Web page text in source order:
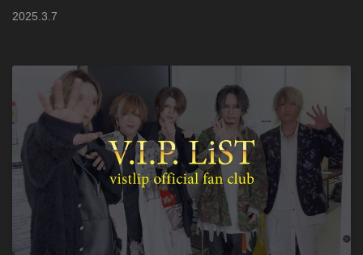
2025 3 7